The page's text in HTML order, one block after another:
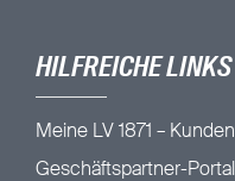
HILFREICHE LINKS
Meine LV 1871 –
Geschäftspartner-Portal